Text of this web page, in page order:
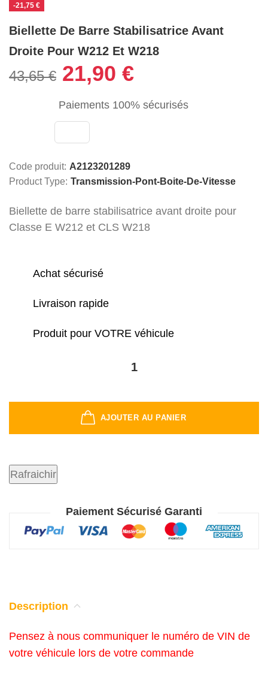
-21,75 €
Biellette De Barre Stabilisatrice Avant
Droite Pour W212 Et W218
43,65 € 21,90 €
Paiements 100% sécurisés
Code produit: A2123201289
Product Type: Transmission-Pont-Boite-De-Vitesse
Biellette de barre stabilisatrice avant droite pour
Classe E W212 et CLS W218
Achat sécurisé
Livraison rapide
Produit pour VOTRE véhicule
AJOUTER AU PANIER
Paiement Sécurisé Garanti
Description
Pensez à nous communiquer le numéro de VIN de
votre véhicule lors de votre commande